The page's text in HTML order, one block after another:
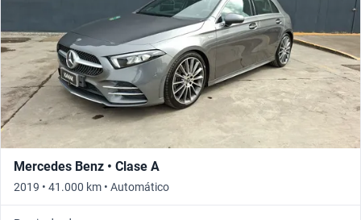
Mercedes Benz • Clase A
2019 • 41.000 km • Automático